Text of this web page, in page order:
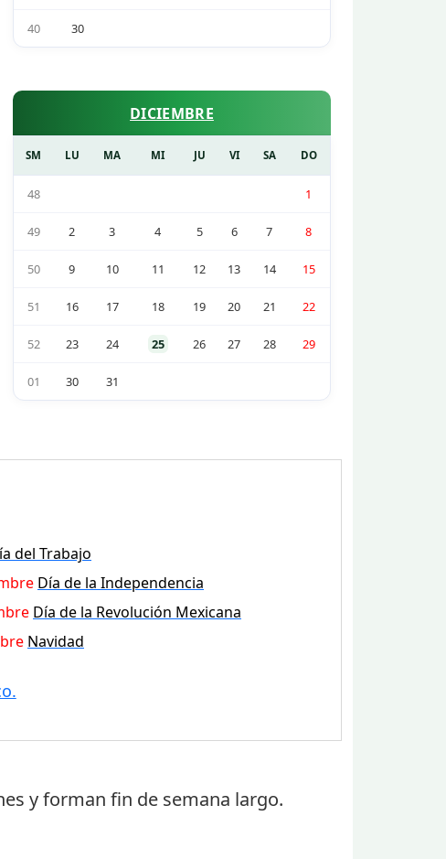
40 30
DICIEMBRE
SM LU MA MI JU VI SA DO
48 1
49 2 3 4 5 6 7 8
50 9 10 11 12 13 14 15
51 16 17 18 19 20 21 22
52 23 24 25 26 27 28 29
01 30 31
del Trabajo
Día de la Independencia
Día de la Revolución Mexicana
Navidad
y forman fin de semana largo.